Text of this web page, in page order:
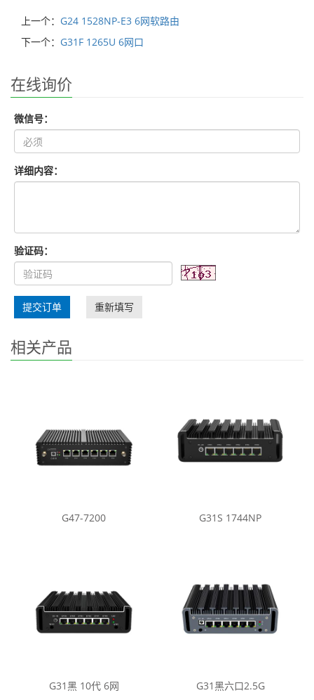
上一个： G24 1528NP-E3 6网软路由
下一个： G31F 1265U 6网口
在线询价
微信号：
详细内容：
验证码：
提交订单 重新填写
相关产品
G47-7200 G31S 1744NP
G31黑 10代 6网 G31黑六口2.5G